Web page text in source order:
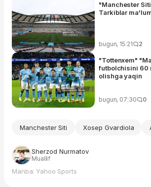
"Manchester
Tarkiblar
bugun, 15:21 2
"Tottenxem"
futbolchisini 60
olishga yaqin
bugun, 07:30 0
Manchester Siti Xosep Gvardiola
Sherzod Nurmatov
Muallif
Manba: Yahoo Sports